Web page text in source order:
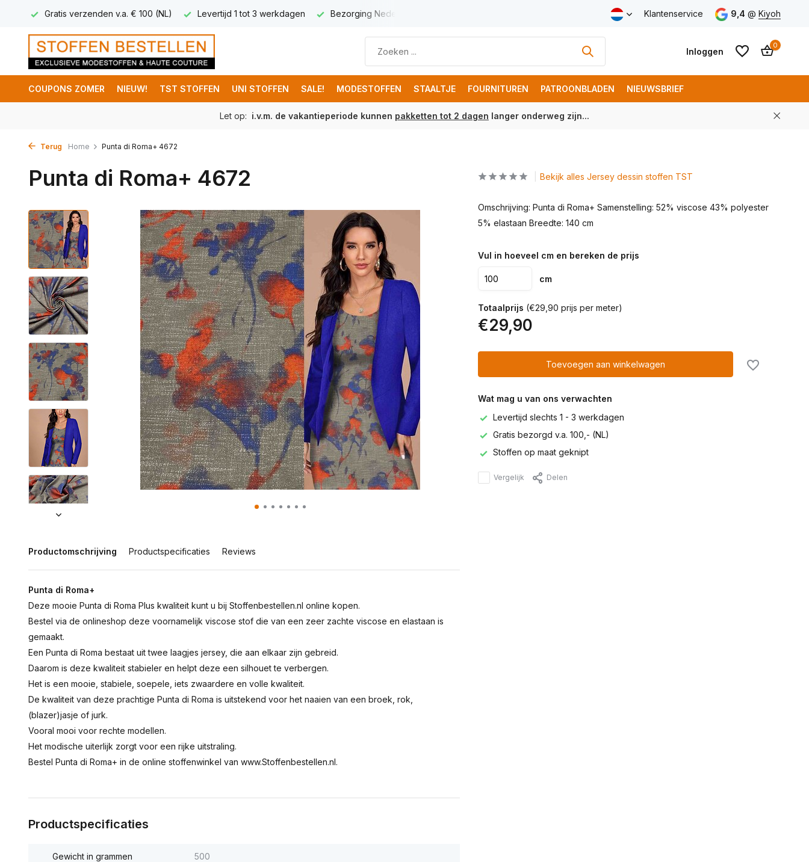
Gratis verzenden v.a. € 100 (NL) Levertijd 1 tot 3 werkdagen Bezorging Nederland € 5,95 Klantenservice 9,4 @ Kiyoh
Inloggen
0
COUPONS ZOMER NIEUW! TST STOFFEN UNI STOFFEN SALE! MODESTOFFEN STAALTJE FOURNITUREN PATROONBLADEN NIEUWSBRIEF
Let op: i.v.m. de vakantieperiode kunnen pakketten tot 2 dagen langer onderweg zijn...
Terug Home Punta di Roma+ 4672
Punta di Roma+ 4672
Productomschrijving Productspecificaties Reviews
Punta di Roma+
Deze mooie Punta di Roma Plus kwaliteit kunt u bij Stoffenbestellen.nl online kopen.
Bestel via de onlineshop deze voornamelijk viscose stof die van een zeer zachte viscose en elastaan is
gemaakt.
Een Punta di Roma bestaat uit twee laagjes jersey, die aan elkaar zijn gebreid.
Daarom is deze kwaliteit stabieler en helpt deze een silhouet te verbergen.
Het is een mooie, stabiele, soepele, iets zwaardere en volle kwaliteit.
De kwaliteit van deze prachtige Punta di Roma is uitstekend voor het naaien van een broek, rok,
(blazer)jasje of jurk.
Vooral mooi voor rechte modellen.
Het modische uiterlijk zorgt voor een rijke uitstraling.
Bestel Punta di Roma+ in de online stoffenwinkel van www.Stoffenbestellen.nl.
Productspecificaties
Gewicht in grammen 500
Bekijk alles Jersey dessin stoffen TST
Omschrijving: Punta di Roma+ Samenstelling: 52% viscose 43% polyester
5% elastaan Breedte: 140 cm
Vul in hoeveel cm en bereken de prijs
cm
Totaalprijs (€29,90 prijs per meter)
€29,90
Toevoegen aan winkelwagen
Wat mag u van ons verwachten
Levertijd slechts 1 - 3 werkdagen
Gratis bezorgd v.a. 100,- (NL)
Stoffen op maat geknipt
Vergelijk Delen